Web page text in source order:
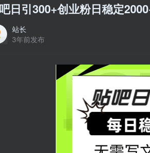
日引300+创业粉日稳定
站长
3年前发布